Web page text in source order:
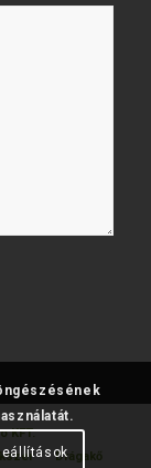
KFT.
Drágakő